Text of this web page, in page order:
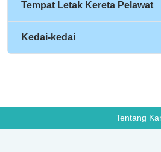
Tempat Letak Kereta Pelawat
Kedai-kedai
Tentang